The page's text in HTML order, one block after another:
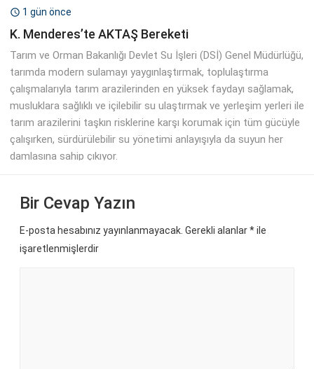
 1 gün önce
K. Menderes’te AKTAŞ Bereketi
Tarım ve Orman Bakanlığı Devlet Su İşleri (DSİ) Genel Müdürlüğü,
tarımda modern sulamayı yaygınlaştırmak, toplulaştırma
çalışmalarıyla tarım arazilerinden en yüksek faydayı sağlamak,
musluklara sağlıklı ve içilebilir su ulaştırmak ve yerleşim yerleri ile
tarım arazilerini taşkın risklerine karşı korumak için tüm gücüyle
çalışırken, sürdürülebilir su yönetimi anlayışıyla da suyun her
damlasına sahip çıkıyor.
Bir Cevap Yazın
E-posta hesabınız yayınlanmayacak. Gerekli alanlar*ile
işaretlenmişlerdir